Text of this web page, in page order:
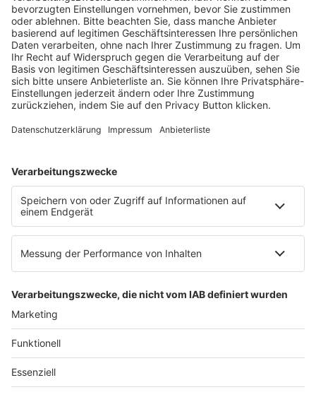
Fachmedien Recht und Wirtschaft
Ein Fachbereich der
dfv Mediengruppe
Mainzer Landstr. 251
60326 Frankfurt am Main
E-Mail:info@ruw.de
Web:https://www.ruw.de
AGB
Datenschutzerklärung
Genderhinweis
Cookie-Einstellungen